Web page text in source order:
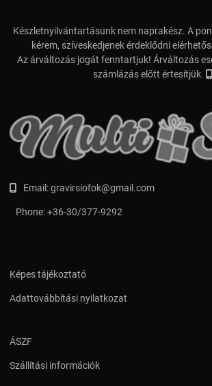
Készletnyilvántartásunk nem naprakész. A
kérem, szíveskedjenek érdeklődni
Az árváltozás jogát fenntartjuk! Árváltozás
számlázás előtt értesítjük.
Email:gravirsiofok@gmail.com
Phone:+36-30/377-9292
Képes tájékoztató
Adattovábbítási nyilatkozat
ÁSZF
Szállítási információk